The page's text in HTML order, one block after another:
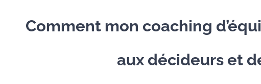
Comment mon coaching
aux décideurs et